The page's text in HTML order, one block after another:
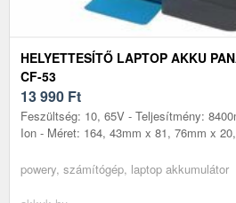
HELYETTESÍTŐ LAPTOP AKKU
CF-53
13 990 Ft
Feszültség: 10, 65V - Teljesítmény:
Ion - Méret: 164, 43mm x 81, 76mm x
powery, számítógép, laptop akkumulátor